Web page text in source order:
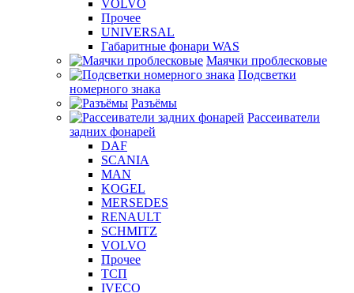
VOLVO
Прочее
UNIVERSAL
Габаритные фонари WAS
Маячки проблесковые
Подсветки
номерного знака
Разъёмы
Рассеиватели
задних фонарей
DAF
SCANIA
MAN
KOGEL
MERSEDES
RENAULT
SCHMITZ
VOLVO
Прочее
ТСП
IVECO